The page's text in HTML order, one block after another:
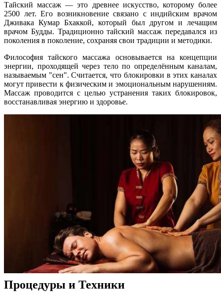
Тайский массаж — это древнее искусство, которому более
2500 лет. Его возникновение связано с индийским врачом
Дживака Кумар Бхаккой, который был другом и лечащим
врачом Будды. Традиционно тайский массаж передавался из
поколения в поколение, сохраняя свои традиции и методики.
Философия тайского массажа основывается на концепции
энергии, проходящей через тело по определённым каналам,
называемым "сен". Считается, что блокировки в этих каналах
могут привести к физическим и эмоциональным нарушениям.
Массаж проводится с целью устранения таких блокировок,
восстанавливая энергию и здоровье.
Процедуры и Техники